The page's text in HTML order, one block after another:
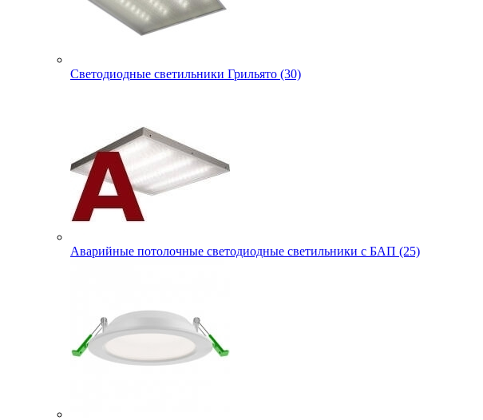
Светодиодные светильники Грильято (30)
Аварийные потолочные светодиодные светильники с БАП (25)